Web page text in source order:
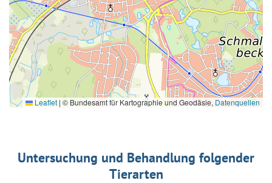
Leaflet | © Bundesamt für Kartographie und Geodäsie, Datenquellen
Untersuchung und Behandlung folgender
Tierarten